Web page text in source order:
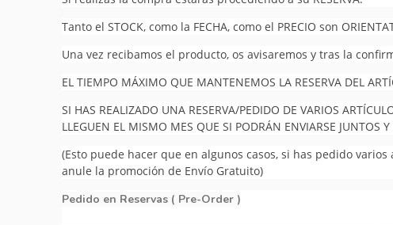
Tanto el STOCK, como la FECHA, como el PRECIO son
Una vez recibamos el producto, os avisaremos y tras la
EL TIEMPO MÁXIMO QUE MANTENEMOS LA RESERVA DEL
SI HAS REALIZADO UNA RESERVA/PEDIDO DE VARIOS
LLEGUEN EL MISMO MES QUE SI PODRÁN ENVIARSE JUNTOS
(Esto puede hacer que en algunos casos, si has pedido
anule la promoción de Envío Gratuito)
Pedido en Reservas ( Pre-Order )